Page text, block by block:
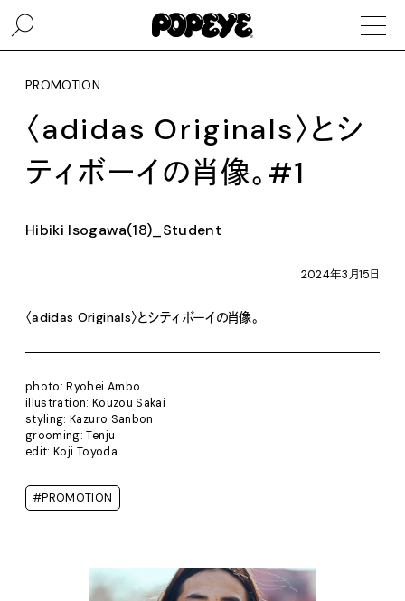
PROMOTION
〈adidas Originals〉とシ
ティボーイの肖像。#1
Hibiki Isogawa(18)_Student
2024年3月15日
〈adidas Originals〉とシティボーイの肖像。
photo: Ryohei Ambo
illustration: Kouzou Sakai
styling: Kazuro Sanbon
grooming: Tenju
edit: Koji Toyoda
#PROMOTION